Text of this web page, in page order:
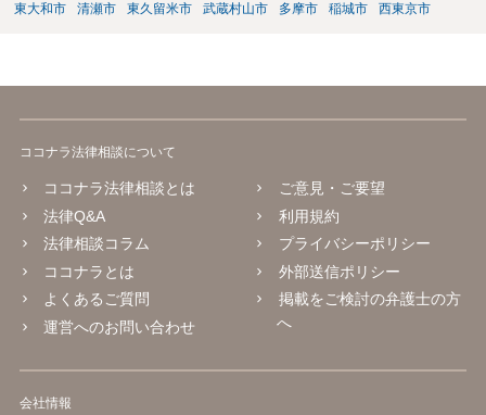
東大和市
清瀬市 東久留米市 武蔵村山市 多摩市 稲城市 西東京市
ココナラ法律相談について
ココナラ法律相談とは
法律Q&A
法律相談コラム
ココナラとは
よくあるご質問
運営へのお問い合わせ
ご意見・ご要望
利用規約
プライバシーポリシー
外部送信ポリシー
掲載をご検討の弁護士の方
へ
会社情報